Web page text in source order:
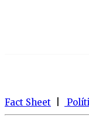
Fact Sheet